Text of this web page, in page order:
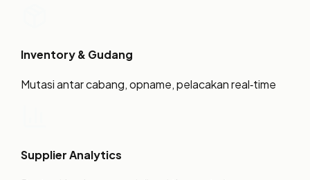
Inventory & Gudang
Mutasi antar cabang, opname, pelacakan real‑time
Supplier Analytics